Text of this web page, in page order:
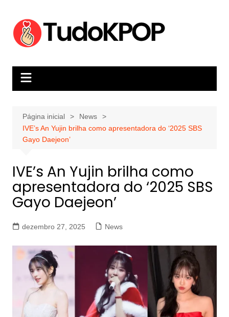
conteúdo
Página inicial
News
IVE’s An Yujin brilha como apresentadora do ‘2025 SBS
Gayo Daejeon’
IVE’s An Yujin brilha como
apresentadora do ‘2025 SBS
Gayo Daejeon’
dezembro 27, 2025 News